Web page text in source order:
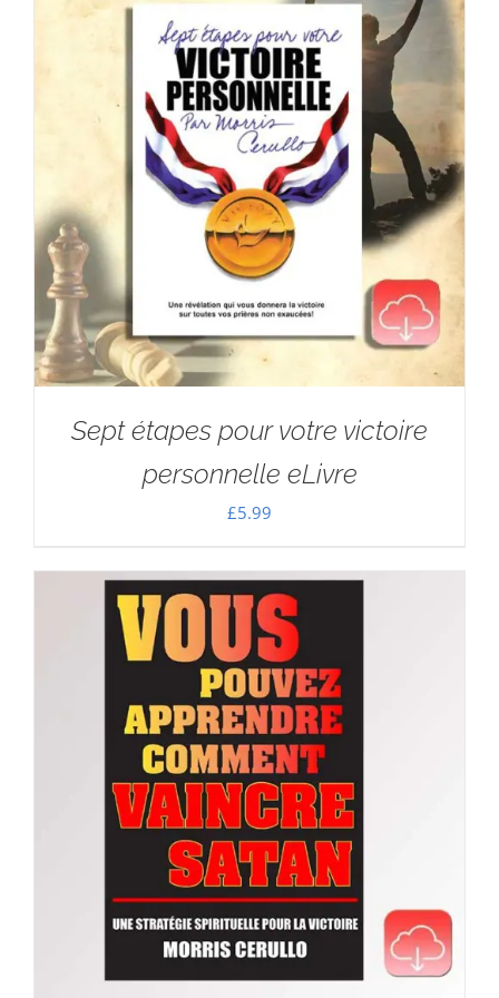
Sept étapes pour votre victoire
personnelle eLivre
£5.99